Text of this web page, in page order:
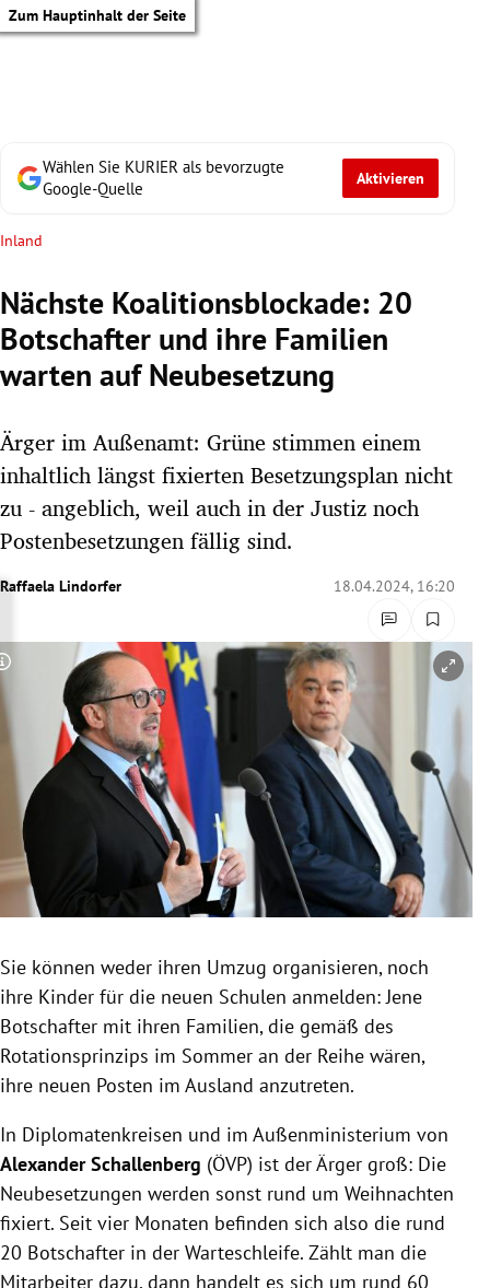
Zum Hauptinhalt der Seite
Untermenü
Untermenü
Untermenü
Untermenü
Untermenü
Untermenü
Untermenü
Wählen Sie KURIER als bevorzugte
Google-Quelle
Aktivieren
Inland
Nächste Koalitionsblockade: 20
Botschafter und ihre Familien
warten auf Neubesetzung
Ärger im Außenamt: Grüne stimmen einem
inhaltlich längst fixierten Besetzungsplan nicht
zu - angeblich, weil auch in der Justiz noch
Postenbesetzungen fällig sind.
Raffaela Lindorfer 18.04.2024, 16:20
Copyright-Hinweis öffnen/schließen
Sie können weder ihren Umzug organisieren, noch
ihre Kinder für die neuen Schulen anmelden: Jene
Botschafter mit ihren Familien, die gemäß des
Rotationsprinzips im Sommer an der Reihe wären,
ihre neuen Posten im Ausland anzutreten.
In Diplomatenkreisen und im Außenministerium von
Alexander Schallenberg (ÖVP) ist der Ärger groß: Die
Neubesetzungen werden sonst rund um Weihnachten
fixiert. Seit vier Monaten befinden sich also die rund
20 Botschafter in der Warteschleife. Zählt man die
Mitarbeiter dazu, dann handelt es sich um rund 60